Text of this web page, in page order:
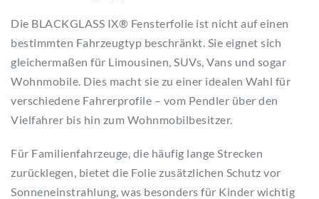
Die BLACKGLASS IX® Fensterfolie ist nicht auf einen
bestimmten Fahrzeugtyp beschränkt. Sie eignet sich
gleichermaßen für Limousinen, SUVs, Vans und sogar
Wohnmobile. Dies macht sie zu einer idealen Wahl für
verschiedene Fahrerprofile – vom Pendler über den
Vielfahrer bis hin zum Wohnmobilbesitzer.
Für Familienfahrzeuge, die häufig lange Strecken
zurücklegen, bietet die Folie zusätzlichen Schutz vor
Sonneneinstrahlung, was besonders für Kinder wichtig